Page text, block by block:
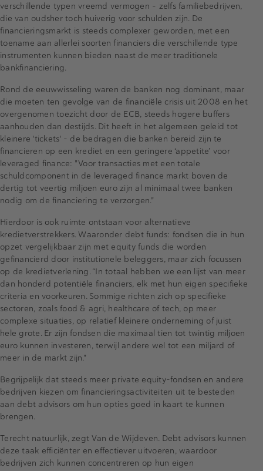
verschillende typen vreemd vermogen - zelfs familiebedrijven,
die van oudsher toch huiverig voor schulden zijn. De
financieringsmarkt is steeds complexer geworden, met een
toename aan allerlei soorten financiers die verschillende type
instrumenten kunnen bieden naast de meer traditionele
bankfinanciering.
Rond de eeuwwisseling waren de banken nog dominant, maar
die moeten ten gevolge van de financiële crisis uit 2008 en het
overgenomen toezicht door de ECB, steeds hogere buffers
aanhouden dan destijds. Dit heeft in het algemeen geleid tot
kleinere 'tickets' - de bedragen die banken bereid zijn te
financieren op een krediet en een geringere ‘appetite’ voor
leveraged finance: "Voor transacties met een totale
schuldcomponent in de leveraged finance markt boven de
dertig tot veertig miljoen euro zijn al minimaal twee banken
nodig om de financiering te verzorgen."
Hierdoor is ook ruimte ontstaan voor alternatieve
kredietverstrekkers. Waaronder debt funds: fondsen die in hun
opzet vergelijkbaar zijn met equity funds die worden
gefinancierd door institutionele beleggers, maar zich focussen
op de kredietverlening. “In totaal hebben we een lijst van meer
dan honderd potentiële financiers, elk met hun eigen specifieke
criteria en voorkeuren. Sommige richten zich op specifieke
sectoren, zoals food & agri, healthcare of tech, op meer
complexe situaties, op relatief kleinere onderneming of juist
hele grote. Er zijn fondsen die maximaal tien tot twintig miljoen
euro kunnen investeren, terwijl andere wel tot een miljard of
meer in de markt zijn."
Begrijpelijk dat steeds meer private equity-fondsen en andere
bedrijven kiezen om financieringsactiviteiten uit te besteden
aan debt advisors om hun opties goed in kaart te kunnen
brengen.
Terecht natuurlijk, zegt Van de Wijdeven. Debt advisors kunnen
deze taak efficiënter en effectiever uitvoeren, waardoor
bedrijven zich kunnen concentreren op hun eigen